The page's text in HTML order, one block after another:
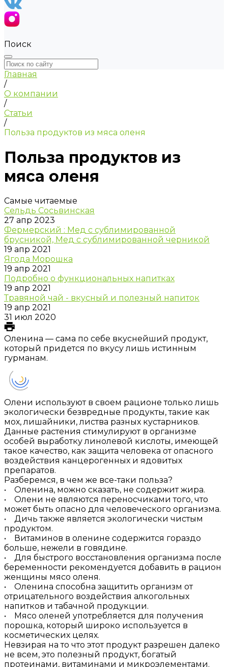
Поиск
Главная
/
О компании
/
Статьи
/
Польза продуктов из мяса оленя
Польза продуктов из
мяса оленя
Самые читаемые
Сельдь Сосьвинская
27 апр 2023
Фермерский : Мед с сублимированной
брусникой, Мед с сублимированной черникой
19 апр 2021
Ягода Морошка
19 апр 2021
Подробно о функциональных напитках
19 апр 2021
Травяной чай - вкусный и полезный напиток
19 апр 2021
31 июл 2020
Оленина — сама по себе вкуснейший продукт,
который придется по вкусу лишь истинным
гурманам.
Олени используют в своем рационе только лишь
экологически безвредные продукты, такие как
мох, лишайники, листва разных кустарников.
Данные растения стимулируют в организме
особей выработку линолевой кислоты, имеющей
такое качество, как защита человека от опасного
воздействия канцерогенных и ядовитых
препаратов.
Разберемся, в чем же все-таки польза?
• Оленина, можно сказать, не содержит жира.
• Олени не являются переносчиками того, что
может быть опасно для человеческого организма.
• Дичь также является экологически чистым
продуктом.
• Витаминов в оленине содержится гораздо
больше, нежели в говядине.
• Для быстрого восстановления организма после
беременности рекомендуется добавить в рацион
женщины мясо оленя.
• Оленина способна защитить организм от
отрицательного воздействия алкогольных
напитков и табачной продукции.
• Мясо оленей употребляется для получения
порошка, который широко используется в
косметических целях.
Невзирая на то что этот продукт разрешен далеко
не всем, это полезный продукт, богатый
протеинами, витаминами и микроэлементами.